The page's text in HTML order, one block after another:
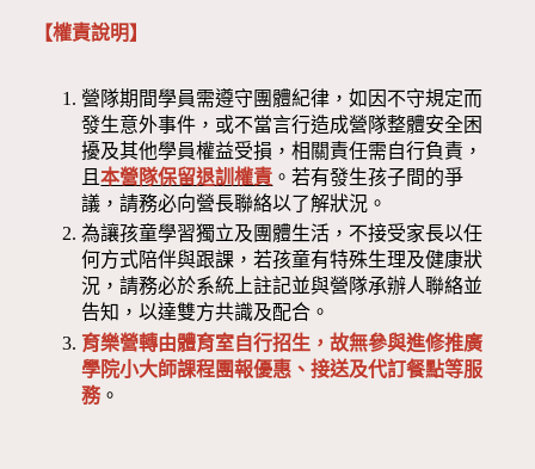
【權責說明】
營隊期間學員需遵守團體紀律，如因不守規定而
發生意外事件，或不當言行造成營隊整體安全困
擾及其他學員權益受損，相關責任需自行負責，
且本營隊保留退訓權責 。若有發生孩子間的爭
議，請務必向營長聯絡以了解狀況。
為讓孩童學習獨立及團體生活，不接受家長以任
何方式陪伴與跟課，若孩童有特殊生理及健康狀
況，請務必於系統上註記並與營隊承辦人聯絡並
告知，以達雙方共識及配合。
育樂營轉由體育室自行招生，故無參與進修推廣
學院小大師課程團報優惠、接送及代訂餐點等服
務。